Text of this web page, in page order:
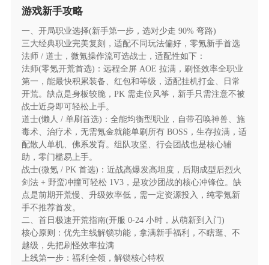
充值比例1元：1代币
★【开服必领】上线免费领取648充值红包、免费
送绝版称号、精美时装，送自动回收、自动拾取
★【每日白嫖】天天白嫖648充值红包，白嫖累
充，白嫖返利，散人福音
★【助力礼包】风云助力白嫖大陆礼包，助力成长
★【极品白嫖】大极品打宝的版本，装备全靠打，
材料全靠爆，白嫖照样毕业"
★【后缀说明】天天派送648红包，打怪白嫖直购
游戏新手攻略
一、开局职业选择(新手第一步，选对少走 90% 弯路)
三大经典职业完美复刻，适配不同玩法偏好，零氪新手首选
法师 / 道士，微氪操作流可选战士，适配性如下：
法师(零氪开荒首选)：远程全屏 AOE 拉满，刷怪效率全职业
第一，能最快积累装备、红包和等级，适配挂机打金、日常
开荒。缺点是身板较脆，PK 需走位风筝，新手只需注意不被
战士近身即可轻松上手。
道士(懒人 / 单刷首选)：全能均衡型职业，自带召唤神兽、施
毒术、治疗术，无需氪金就能单刷所有 BOSS，生存拉满，适
配散人单机、佛系发育。组队攻坚、行会团战也是核心辅
助，零门槛易上手。
战士(微氪 / PK 首选)：近战高爆发高坦度，后期成型后烈火
剑法 + 野蛮冲撞可轻松 1V3，是攻沙团战的核心冲锋位。缺
点是前期开荒慢、升级效率低，需一定资源投入，纯零氪新
手不推荐首发。
二、首日极速开荒指南(开服 0-24 小时，从萌新到入门)
核心原则：优先主线解锁功能，拿满新手福利，不瞎逛、不
越级，先把刷怪效率拉满
上线第一步：福利全领，解锁核心特权